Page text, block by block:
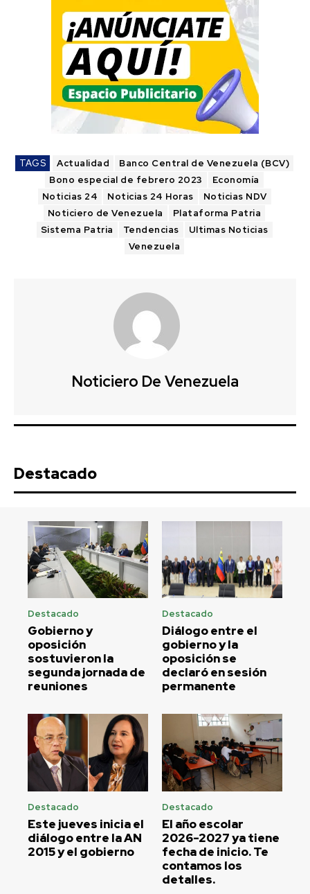
TAGS Actualidad
Banco Central de Venezuela (BCV)
Bono especial de febrero 2023
Economía
Noticias 24
Noticias 24 Horas
Noticias NDV
Noticiero de Venezuela
Plataforma Patria
Sistema Patria
Tendencias
Ultimas Noticias
Venezuela
Noticiero De Venezuela
Destacado
Destacado
Gobierno y
oposición
sostuvieron la
segunda jornada de
reuniones
Destacado
Diálogo entre el
gobierno y la
oposición se
declaró en sesión
permanente
Destacado
Este jueves inicia el
diálogo entre la AN
2015 y el gobierno
Destacado
El año escolar
2026-2027 ya tiene
fecha de inicio. Te
contamos los
detalles.